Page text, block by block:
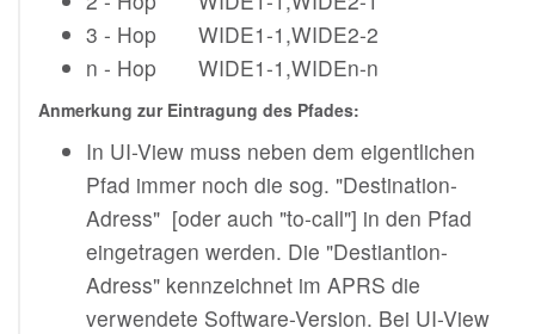
3 - Hop WIDE1-1,WIDE2-2
n - Hop WIDE1-1,WIDEn-n
Anmerkung zur Eintragung des Pfades:
In UI-View muss neben dem eigentlichen
Pfad immer noch die sog. "Destination-
Adress" [oder auch "to-call"] in den Pfad
eingetragen werden. Die "Destiantion-
Adress" kennzeichnet im APRS die
verwendete Software-Version. Bei UI-View